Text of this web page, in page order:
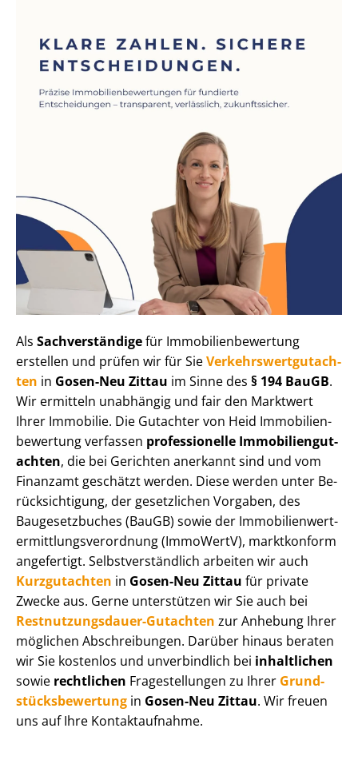
Als Sachverständigefür Im­mo­bi­li­en­be­wer­tung
erstellen und prüfen wir für SieVer­kehrs­wert­gut­ach­
ten in Gosen-Neu Zittau im Sinne des § 194 BauGB.
Wir ermitteln unabhängig und fair den Marktwert
Ihrer Immobilie. Die Gutachter von Heid Im­mo­bi­li­en­
be­wer­tung verfassen professionelle Im­mo­bi­li­en­gut­
ach­ten, die bei Gerichten anerkannt sind und vom
Finanzamt geschätzt werden. Diese werden unter Be­
rück­sich­ti­gung, der gesetzlichen Vorgaben, des
Baugesetzbuches (BauGB) sowie der Im­mo­bi­li­en­wert­
ermitt­lungs­ver­ord­nung (ImmoWertV), marktkonform
angefertigt. Selbst­ver­ständ­lich arbeiten wir auch
Kurzgutachten in Gosen-Neu Zittau für private
Zwecke aus. Gerne unterstützen wir Sie auch bei
Rest­nut­zungs­dau­er-Gutachten zur Anhebung Ihrer
möglichen Abschreibungen. Darüber hinaus beraten
wir Sie kostenlos und unverbindlich bei inhaltlichen
sowie rechtlichen Fragestellungen zu Ihrer Grund­
stücks­be­wer­tung in Gosen-Neu Zittau. Wir freuen
uns auf Ihre Kontaktaufnahme.